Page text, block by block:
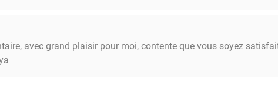
avec grand plaisir pour moi, contente que vous soyez